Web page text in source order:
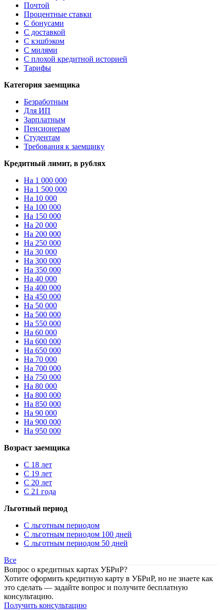
Почтой
Процентные ставки
С бонусами
С доставкой
С кэшбэком
С милями
С плохой кредитной историей
Тарифы
Категория заемщика
Безработным
Для ИП
Зарплатным
Пенсионерам
Студентам
Требования к заемщику
Кредитный лимит, в рублях
На 1 000 000
На 1 500 000
На 10 000
На 100 000
На 150 000
На 20 000
На 200 000
На 250 000
На 30 000
На 300 000
На 350 000
На 40 000
На 400 000
На 450 000
На 50 000
На 500 000
На 550 000
На 60 000
На 600 000
На 650 000
На 70 000
На 700 000
На 750 000
На 80 000
На 800 000
На 850 000
На 90 000
На 900 000
На 950 000
Возраст заемщика
С 18 лет
С 19 лет
С 20 лет
С 21 года
Льготный период
С льготным периодом
С льготным периодом 100 дней
С льготным периодом 50 дней
Все
Вопрос о кредитных картах УБРиР?
Хотите оформить кредитную карту в УБРиР, но не знаете как
это сделать — задайте вопрос и получите бесплатную
консультацию.
Получить консультацию